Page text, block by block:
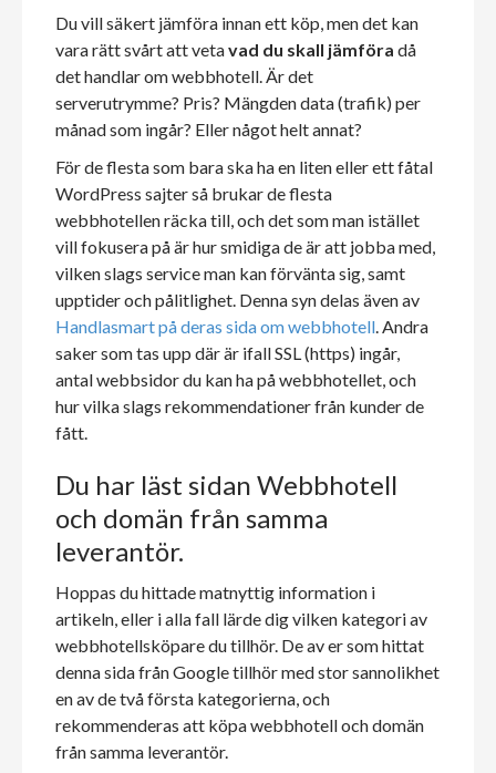
Du vill säkert jämföra innan ett köp, men det kan
vara rätt svårt att vetavad du skall jämföra då
det handlar om webbhotell. Är det
serverutrymme? Pris? Mängden data (trafik) per
månad som ingår? Eller något helt annat?
För de flesta som bara ska ha en liten eller ett fåtal
WordPress sajter så brukar de flesta
webbhotellen räcka till, och det som man istället
vill fokusera på är hur smidiga de är att jobba med,
vilken slags service man kan förvänta sig, samt
upptider och pålitlighet. Denna syn delas även av
Handlasmart på deras sida om webbhotell. Andra
saker som tas upp där är ifall SSL (https) ingår,
antal webbsidor du kan ha på webbhotellet, och
hur vilka slags rekommendationer från kunder de
fått.
Du har läst sidan Webbhotell
och domän från samma
leverantör.
Hoppas du hittade matnyttig information i
artikeln, eller i alla fall lärde dig vilken kategori av
webbhotellsköpare du tillhör. De av er som hittat
denna sida från Google tillhör med stor sannolikhet
en av de två första kategorierna, och
rekommenderas att köpa webbhotell och domän
från samma leverantör.